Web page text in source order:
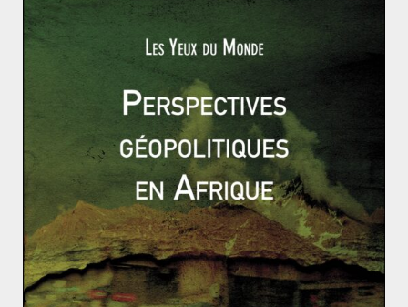
Read More
ACTUALITÉS AMÉRIQUE AMÉRIQUE LATINE